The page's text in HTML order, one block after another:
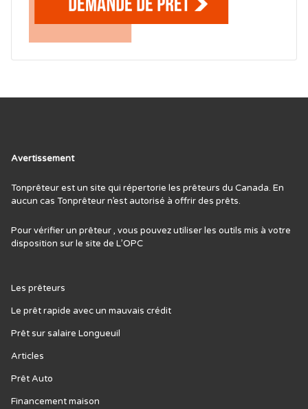
Avertissement
Tonprêteur est un site qui répertorie les prêteurs du Canada. En
aucun cas Tonprêteur n’est autorisé à offrir des prêts.
Pour vérifier un prêteur , vous pouvez utiliser les outils mis à votre
disposition sur le site de L’OPC
Les prêteurs
Le prêt rapide avec un mauvais crédit
Prêt sur salaire Longueuil
Articles
Prêt Auto
Financement maison